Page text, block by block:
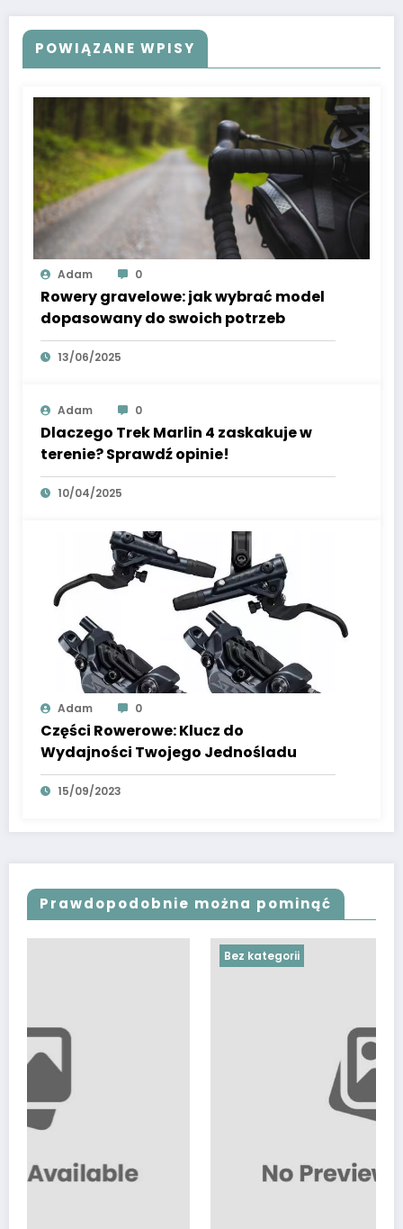
POWIĄZANE WPISY
Adam 0
Rowery gravelowe: jak wybrać model
dopasowany do swoich potrzeb
13/06/2025
Adam 0
Dlaczego Trek Marlin 4 zaskakuje w
terenie? Sprawdź opinie!
10/04/2025
Adam 0
Części Rowerowe: Klucz do
Wydajności Twojego Jednośladu
15/09/2023
Prawdopodobnie można pominąć